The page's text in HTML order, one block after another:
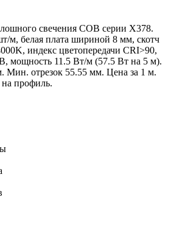
свечения COB серии X378.
м, белая плата шириной 8 мм, скотч
индекс цветопередачи CRI>90,
мощность 11.5 Вт/м (57.5 Вт на 5 м).
Мин. отрезок 55.55 мм. Цена за 1 м.
на профиль.